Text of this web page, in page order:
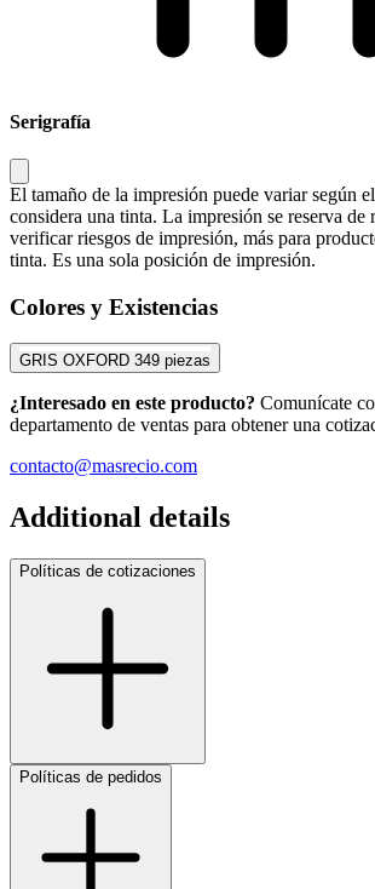
Serigrafía
El tamaño de la impresión puede variar según
considera una tinta. La impresión se reserva
verificar riesgos de impresión, más para
tinta. Es una sola posición de impresión.
Colores y Existencias
GRIS OXFORD 349 piezas
¿Interesado en este producto? Comunícate
departamento de ventas para obtener una
contacto@masrecio.com
Additional details
Políticas de cotizaciones
Políticas de pedidos